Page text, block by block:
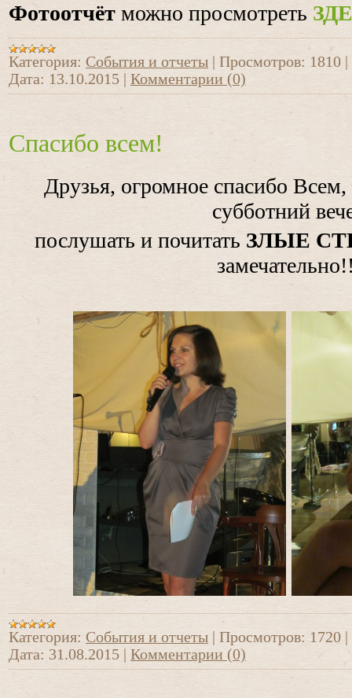
Фотоотчёт можно просмотреть
Категория: События и отчеты Просмотров: 1810
Дата: 13.10.2015 Комментарии (0)
Спасибо всем!
Друзья, огромное спасибо
субботний
послушать и почитать ЗЛЫЕ
Категория: События и отчеты Просмотров: 1720
Дата: 31.08.2015 Комментарии (0)